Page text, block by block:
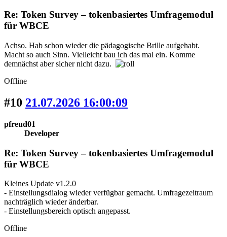
Re: Token Survey – tokenbasiertes Umfragemodul
für WBCE
Achso. Hab schon wieder die pädagogische Brille aufgehabt.
Macht so auch Sinn. Vielleicht bau ich das mal ein. Komme
demnächst aber sicher nicht dazu.
Offline
#10 21.07.2026 16:00:09
pfreud01
Developer
Re: Token Survey – tokenbasiertes Umfragemodul
für WBCE
Kleines Update v1.2.0
- Einstellungsdialog wieder verfügbar gemacht. Umfragezeitraum
nachträglich wieder änderbar.
- Einstellungsbereich optisch angepasst.
Offline